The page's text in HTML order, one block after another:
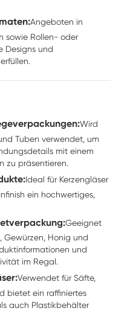
Angeboten in
sowie Rollen- oder
Designs und
Wird
Tuben verwendet, um
mit einem
zu präsentieren.
Ideal für Kerzengläser
ein hochwertiges,
Geeignet
Gewürzen, Honig und
und
im Regal.
Verwendet für Säfte,
bietet ein raffiniertes
auch Plastikbehälter